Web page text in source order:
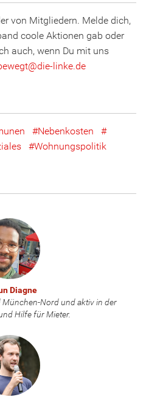
von Mitgliedern. Melde dich,
coole Aktionen gab oder
auch, wenn Du mit uns
@die-linke.de
Nebenkosten
Wohnungspolitik
Diagne
Nord und aktiv in der
Hilfe für Mieter.